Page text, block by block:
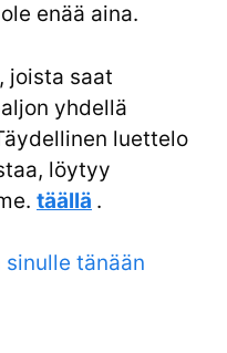
enää aina.
joista saat
yhdellä
luettelo
löytyy
täällä .